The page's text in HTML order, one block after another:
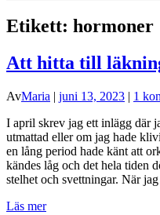
Etikett: hormoner
Att hitta till
AvMaria | juni 13, 2023 | 1
I april skrev jag ett inlägg där
utmattad eller om jag hade
en lång period hade känt att
kändes låg och det hela tiden
stelhet och svettningar. När
Läs mer